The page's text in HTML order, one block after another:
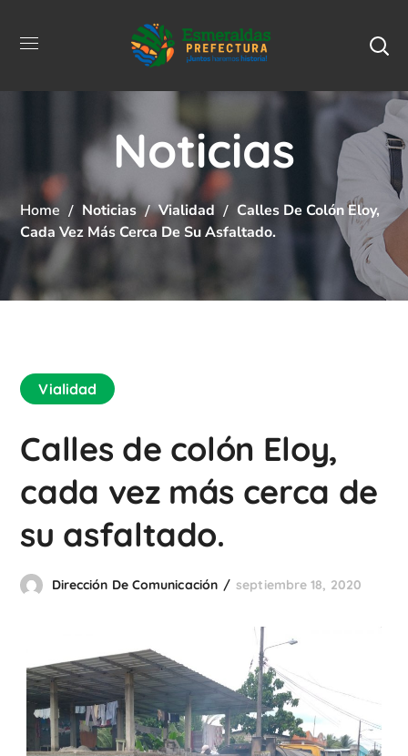
Noticias
Home Noticias Vialidad
Calles De Colón Eloy,
Cada Vez Más Cerca De Su Asfaltado.
Vialidad
Calles de colón Eloy,
cada vez más cerca de
su asfaltado.
Dirección De Comunicación septiembre 18, 2020